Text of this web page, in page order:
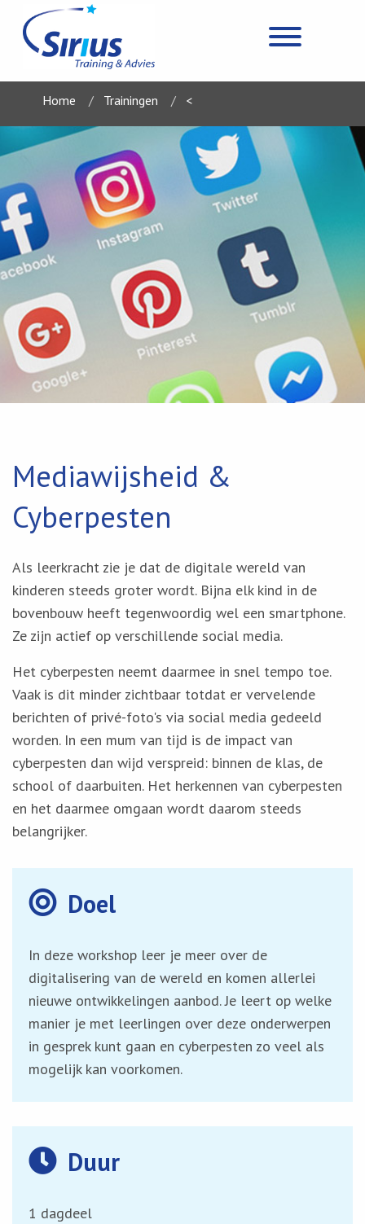
Home Trainingen <
Mediawijsheid &
Cyberpesten
Als leerkracht zie je dat de digitale wereld van
kinderen steeds groter wordt. Bijna elk kind in de
bovenbouw heeft tegenwoordig wel een smartphone.
Ze zijn actief op verschillende social media.
Het cyberpesten neemt daarmee in snel tempo toe.
Vaak is dit minder zichtbaar totdat er vervelende
berichten of privé-foto's via social media gedeeld
worden. In een mum van tijd is de impact van
cyberpesten dan wijd verspreid: binnen de klas, de
school of daarbuiten. Het herkennen van cyberpesten
en het daarmee omgaan wordt daarom steeds
belangrijker.
Doel
In deze workshop leer je meer over de
digitalisering van de wereld en komen allerlei
nieuwe ontwikkelingen aanbod. Je leert op welke
manier je met leerlingen over deze onderwerpen
in gesprek kunt gaan en cyberpesten zo veel als
mogelijk kan voorkomen.
Duur
1 dagdeel